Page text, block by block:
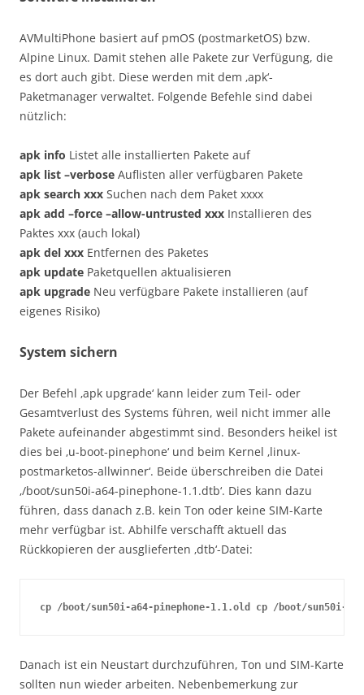
AVMultiPhone basiert auf pmOS (postmarketOS) bzw.
Alpine Linux. Damit stehen alle Pakete zur Verfügung, die
es dort auch gibt. Diese werden mit dem ‚apk‘-
Paketmanager verwaltet. Folgende Befehle sind dabei
nützlich:
apk info Listet alle installierten Pakete auf
apk list –verbose Auflisten aller verfügbaren Pakete
apk search xxx Suchen nach dem Paket xxxx
apk add –force –allow-untrusted xxx Installieren des
Paktes xxx (auch lokal)
apk del xxx Entfernen des Paketes
apk update Paketquellen aktualisieren
apk upgrade Neu verfügbare Pakete installieren (auf
eigenes Risiko)
System sichern
Der Befehl ‚apk upgrade‘ kann leider zum Teil- oder
Gesamtverlust des Systems führen, weil nicht immer alle
Pakete aufeinander abgestimmt sind. Besonders heikel ist
dies bei ‚u-boot-pinephone‘ und beim Kernel ‚linux-
postmarketos-allwinner‘. Beide überschreiben die Datei
‚/boot/sun50i-a64-pinephone-1.1.dtb‘. Dies kann dazu
führen, dass danach z.B. kein Ton oder keine SIM-Karte
mehr verfügbar ist. Abhilfe verschafft aktuell das
Rückkopieren der ausglieferten ‚dtb‘-Datei:
cp /boot/sun50i-a64-pinephone-1.1.old cp /boot/sun50i-
Danach ist ein Neustart durchzuführen, Ton und SIM-Karte
sollten nun wieder arbeiten. Nebenbemerkung zur